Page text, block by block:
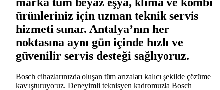
marka tüm beyaz eşya, klima ve kombi
ürünleriniz için uzman teknik servis
hizmeti sunar. Antalya’nın her
noktasına aynı gün içinde hızlı ve
güvenilir servis desteği sağlıyoruz.
Bosch cihazlarınızda oluşan tüm arızaları kalıcı şekilde çözüme
kavuşturuyoruz. Deneyimli teknisyen kadromuzla Bosch